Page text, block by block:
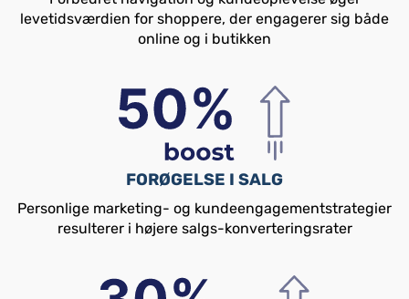
levetidsværdien for shoppere, der engagerer sig både
online og i butikken
FORØGELSE I SALG
Personlige marketing- og kundeengagementstrategier
resulterer i højere salgs-konverteringsrater